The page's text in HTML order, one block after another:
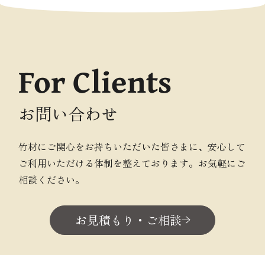
For Clients
お問い合わせ
竹材にご関心をお持ちいただいた皆さまに、安心して
ご利用いただける体制を整えております。お気軽にご
相談ください。
お見積もり・ご相談